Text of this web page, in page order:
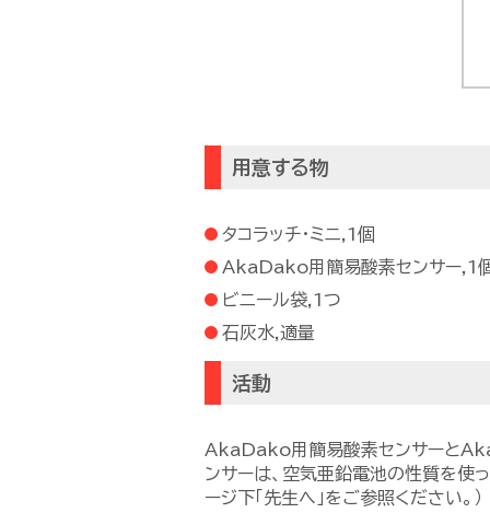
用意する物
タコラッチ・ミニ,1個
AkaDako用簡易酸素センサー,1
ビニール袋,1つ
石灰水,適量
活動
AkaDako用簡易酸素センサーと
ンサーは、空気亜鉛電池の性質を使
ージ下「先生へ」をご参照ください。）